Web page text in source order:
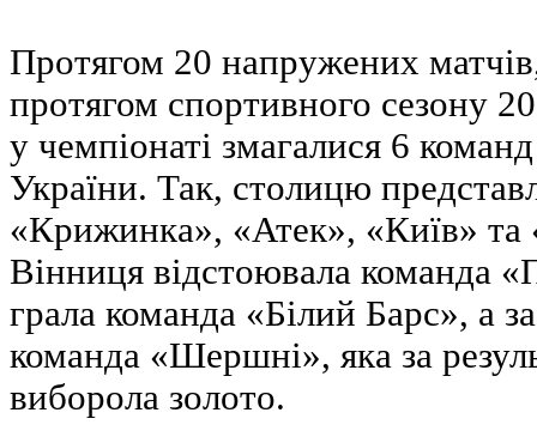
Протягом 20 напружених
протягом спортивного сезону
у чемпіонаті змагалися 6
України. Так, столицю
«Крижинка», «Атек», «Київ» та
Вінниця відстоювала команда
грала команда «Білий Барс», а
команда «Шершні», яка за
виборола золото.